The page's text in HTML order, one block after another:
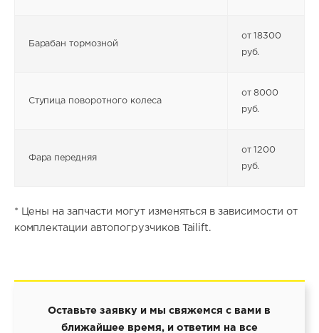
Барабан тормозной
от 18300
руб.
Ступица поворотного колеса
от 8000
руб.
Фара передняя
от 1200
руб.
* Цены на запчасти могут изменяться в зависимости от
комплектации автопогрузчиков Tailift.
Оставьте заявку и мы свяжемся с вами в
ближайшее время, и ответим на все